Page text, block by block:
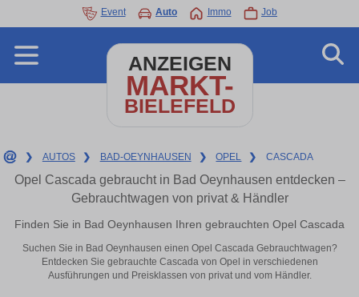
Event Auto Immo Job
ANZEIGEN
MARKT-
BIELEFELD
❯ AUTOS ❯ BAD-OEYNHAUSEN ❯ OPEL ❯ CASCADA
Opel Cascada gebraucht in Bad Oeynhausen entdecken –
Gebrauchtwagen von privat & Händler
Finden Sie in Bad Oeynhausen Ihren gebrauchten Opel Cascada
Suchen Sie in Bad Oeynhausen einen Opel Cascada Gebrauchtwagen?
Entdecken Sie gebrauchte Cascada von Opel in verschiedenen
Ausführungen und Preisklassen von privat und vom Händler.